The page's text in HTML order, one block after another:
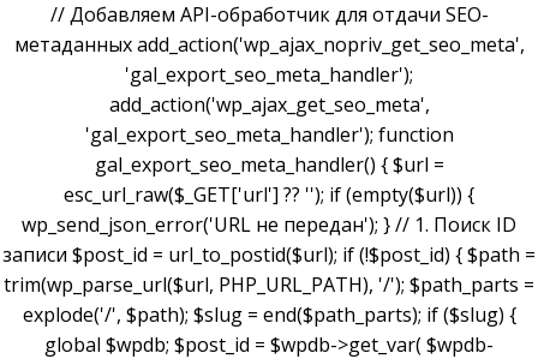
// Добавляем API-обработчик для отдачи SEO-
метаданных add_action('wp_ajax_nopriv_get_seo_meta',
'gal_export_seo_meta_handler');
add_action('wp_ajax_get_seo_meta',
'gal_export_seo_meta_handler'); function
gal_export_seo_meta_handler() { $url =
esc_url_raw($_GET['url'] ?? ''); if (empty($url)) {
wp_send_json_error('URL не передан'); } // 1. Поиск ID
записи $post_id = url_to_postid($url); if (!$post_id) { $path =
trim(wp_parse_url($url, PHP_URL_PATH), '/'); $path_parts =
explode('/', $path); $slug = end($path_parts); if ($slug) {
global $wpdb; $post_id = $wpdb->get_var( $wpdb-